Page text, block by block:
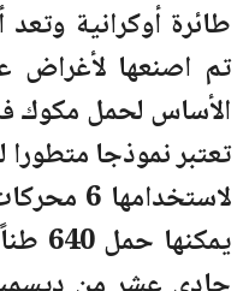
طائرة أوكرانية وتعد
تم اصنعها
الأساس لحمل مكوك